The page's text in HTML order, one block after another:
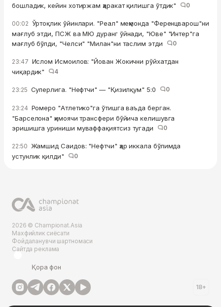
бошладик, кейин хотиржам ҳаракат қилишга ўтдик"
0
00:02 Ўртоқлик ўйинлари. "Реал" меҳмонда "Ференцварош"ни
мағлуб этди, ПСЖ ва МЮ дуранг ўйнади, "Юве" "Интер"га
мағлуб бўлди, "Челси" "Милан"ни таслим этди
0
23:47 Ислом Исмоилов: "Йован Жокични рўйхатдан
чиқардик"
4
23:25 Суперлига. "Нефтчи" — "Қизилқум" 5:0 0
23:24 Ромеро "Атлетико"га ўтишга ваъда берган.
"Барселона" ҳимоячи трансфери бўйича келишувга
эришишга уриниши муваффақиятсиз тугади
0
22:50 Жамшид Саидов: "Нефтчи" ҳар иккала бўлимда
устунлик қилди"
0
2026 © Championat.Asia
Махфийлик сиёсати
Фойдаланувчи шартномаси
Сайтда реклама
Қора фон
18+